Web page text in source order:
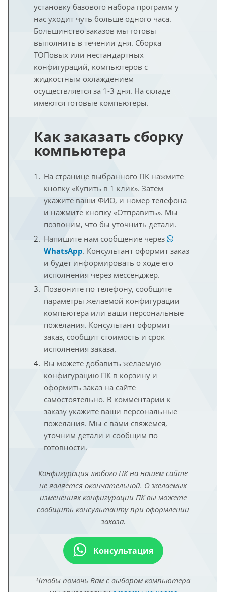
установку базового набора программ у
нас уходит чуть больше одного часа.
Большинство заказов мы готовы
выполнить в течении дня. Сборка
ТОПовых или нестандартных
конфигураций, компьютеров с
жидкостным охлаждением
осуществляется за 1-3 дня. На складе
имеются готовые компьютеры.
Как заказать сборку
компьютера
На странице выбранного ПК нажмите
кнопку «Купить в 1 клик». Затем
укажите ваши ФИО, и номер телефона
и нажмите кнопку «Отправить». Мы
позвоним, что бы уточнить детали.
Напишите нам сообщение через
WhatsApp. Консультант оформит заказ
и будет информировать о ходе его
исполнения через мессенджер.
Позвоните по телефону, сообщите
параметры желаемой конфигурации
компьютера или ваши персональные
пожелания. Консультант оформит
заказ, сообщит стоимость и срок
исполнения заказа.
Вы можете добавить желаемую
конфигурацию ПК в корзину и
оформить заказ на сайте
самостоятельно. В комментарии к
заказу укажите ваши персональные
пожелания. Мы с вами свяжемся,
уточним детали и сообщим по
готовности.
Конфигурация любого ПК на нашем сайте
не является окончательной. О желаемых
изменениях конфигурации ПК вы можете
сообщить консультанту при оформлении
заказа.
Консультация
Чтобы помочь Вам с выбором компьютера